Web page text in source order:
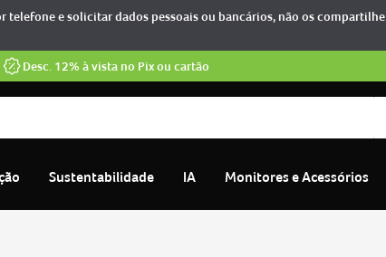
e solicitar dados pessoais ou bancários, não os compartilhe.
Desc. 12% à vista no Pix ou cartão
Sustentabilidade IA Monitores e Acessórios